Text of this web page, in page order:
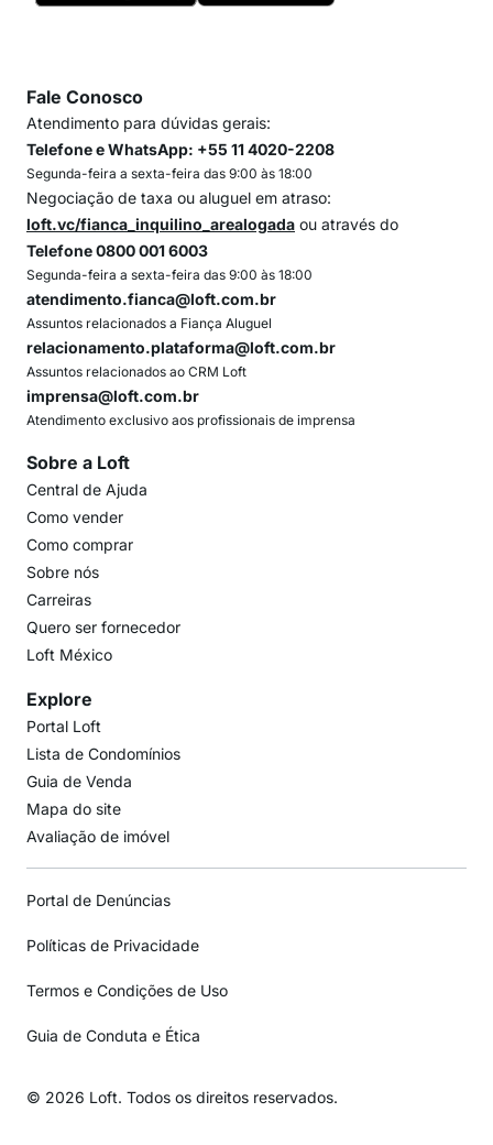
Fale Conosco
Atendimento para dúvidas gerais:
Telefone e WhatsApp: +55 11 4020-2208
Segunda-feira a sexta-feira das 9:00 às 18:00
Negociação de taxa ou aluguel em atraso:
loft.vc/fianca_inquilino_arealogada ou através do
Telefone 0800 001 6003
Segunda-feira a sexta-feira das 9:00 às 18:00
atendimento.fianca@loft.com.br
Assuntos relacionados a Fiança Aluguel
relacionamento.plataforma@loft.com.br
Assuntos relacionados ao CRM Loft
imprensa@loft.com.br
Atendimento exclusivo aos profissionais de imprensa
Sobre a Loft
Central de Ajuda
Como vender
Como comprar
Sobre nós
Carreiras
Quero ser fornecedor
Loft México
Explore
Portal Loft
Lista de Condomínios
Guia de Venda
Mapa do site
Avaliação de imóvel
Portal de Denúncias
Políticas de Privacidade
Termos e Condições de Uso
Guia de Conduta e Ética
© 2026 Loft. Todos os direitos reservados.